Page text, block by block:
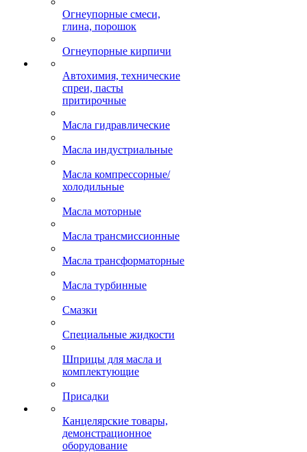
Огнеупорные смеси,
глина, порошок
Огнеупорные кирпичи
Автохимия, технические
спреи, пасты
притирочные
Масла гидравлические
Масла индустриальные
Масла компрессорные/
холодильные
Масла моторные
Масла трансмиссионные
Масла трансформаторные
Масла турбинные
Смазки
Специальные жидкости
Шприцы для масла и
комплектующие
Присадки
Канцелярские товары,
демонстрационное
оборудование